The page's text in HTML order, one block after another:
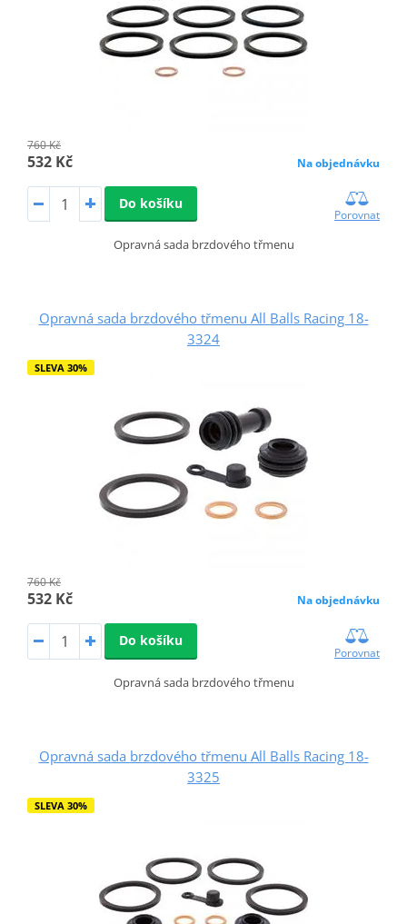
760 Kč
532 Kč Na objednávku
Do košíku
Porovnat
Opravná sada brzdového třmenu
Opravná sada brzdového třmenu All Balls Racing 18-
3324
SLEVA 30%
760 Kč
532 Kč Na objednávku
Do košíku
Porovnat
Opravná sada brzdového třmenu
Opravná sada brzdového třmenu All Balls Racing 18-
3325
SLEVA 30%